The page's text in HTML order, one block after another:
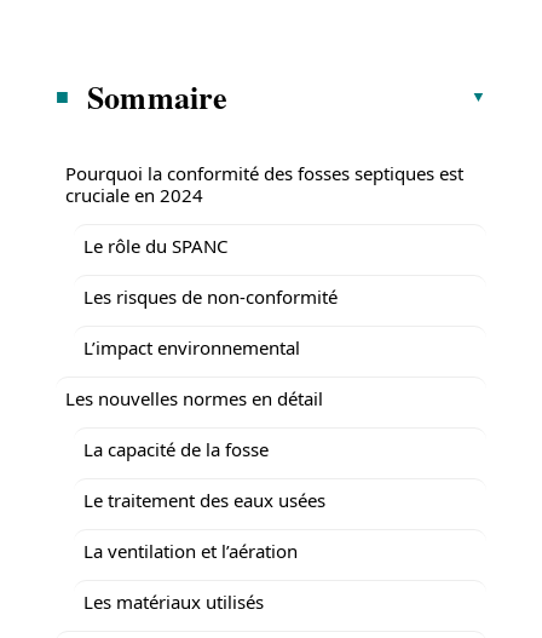
Sommaire
Pourquoi la conformité des fosses septiques est
cruciale en 2024
Le rôle du SPANC
Les risques de non-conformité
L’impact environnemental
Les nouvelles normes en détail
La capacité de la fosse
Le traitement des eaux usées
La ventilation et l’aération
Les matériaux utilisés